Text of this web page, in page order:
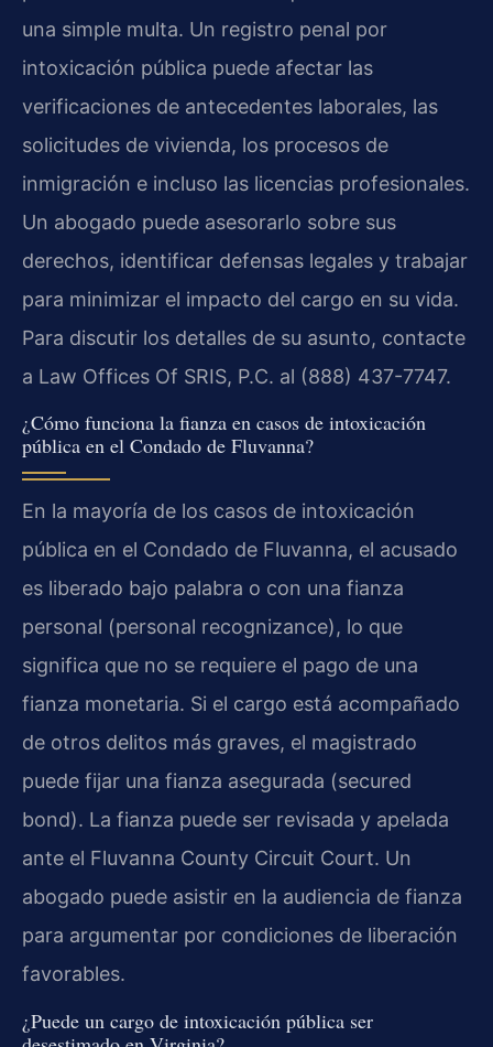
una simple multa. Un registro penal por
intoxicación pública puede afectar las
verificaciones de antecedentes laborales, las
solicitudes de vivienda, los procesos de
inmigración e incluso las licencias profesionales.
Un abogado puede asesorarlo sobre sus
derechos, identificar defensas legales y trabajar
para minimizar el impacto del cargo en su vida.
Para discutir los detalles de su asunto, contacte
a Law Offices Of SRIS, P.C. al (888) 437-7747.
¿Cómo funciona la fianza en casos de intoxicación
pública en el Condado de Fluvanna?
En la mayoría de los casos de intoxicación
pública en el Condado de Fluvanna, el acusado
es liberado bajo palabra o con una fianza
personal (personal recognizance), lo que
significa que no se requiere el pago de una
fianza monetaria. Si el cargo está acompañado
de otros delitos más graves, el magistrado
puede fijar una fianza asegurada (secured
bond). La fianza puede ser revisada y apelada
ante el Fluvanna County Circuit Court. Un
abogado puede asistir en la audiencia de fianza
para argumentar por condiciones de liberación
favorables.
¿Puede un cargo de intoxicación pública ser